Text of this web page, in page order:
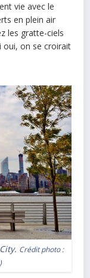
vie avec le
en plein air
les gratte-ciels
oui, on se croirait
Crédit photo :
)